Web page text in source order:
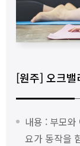
[원주] 오크
내용 : 부모
요가 동작을